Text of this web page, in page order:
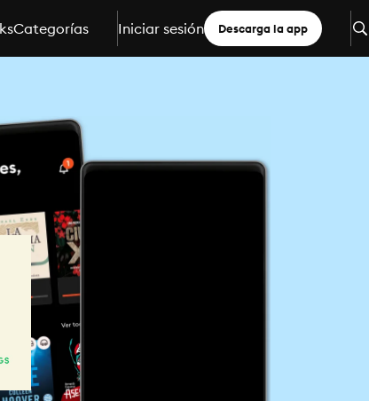
Categorías Iniciar sesión Descarga la app